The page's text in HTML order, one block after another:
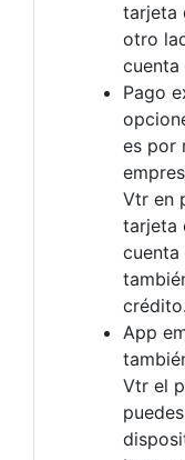
tarjeta
otro
cuenta
Pago
es por
Vtr en
tarjeta
cuenta
crédito.
App
Vtr el